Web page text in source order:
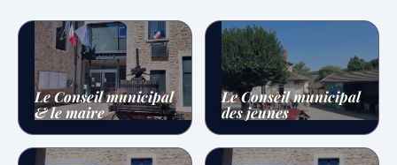
Le Conseil municipal
& le maire
Le Conseil municipal
des jeunes